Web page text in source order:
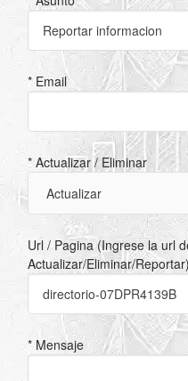
* Email
* Actualizar / Eliminar
Url / Pagina (Ingrese la url
Actualizar/Eliminar/Reportar)
* Mensaje